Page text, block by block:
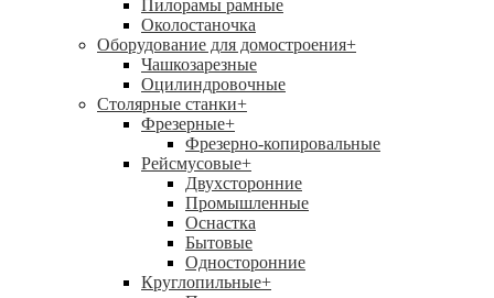
Пилорамы рамные
Околостаночка
Оборудование для домостроения+
Чашкозарезные
Оцилиндровочные
Столярные станки+
Фрезерные+
Фрезерно-копировальные
Рейсмусовые+
Двухсторонние
Промышленные
Оснастка
Бытовые
Односторонние
Круглопильные+